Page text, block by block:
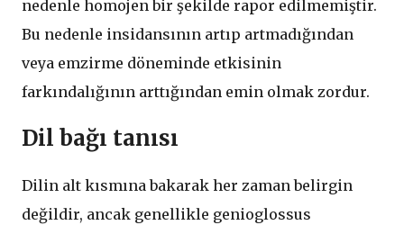
nedenle homojen bir şekilde rapor edilmemiştir.
Bu nedenle insidansının artıp artmadığından
veya emzirme döneminde etkisinin
farkındalığının arttığından emin olmak zordur.
Dil bağı tanısı
Dilin alt kısmına bakarak her zaman belirgin
değildir, ancak genellikle genioglossus